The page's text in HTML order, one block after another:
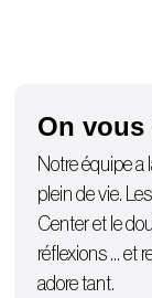
On
Notre équipe a
plein de vie.
Center et le
réflexions … et
adore tant.